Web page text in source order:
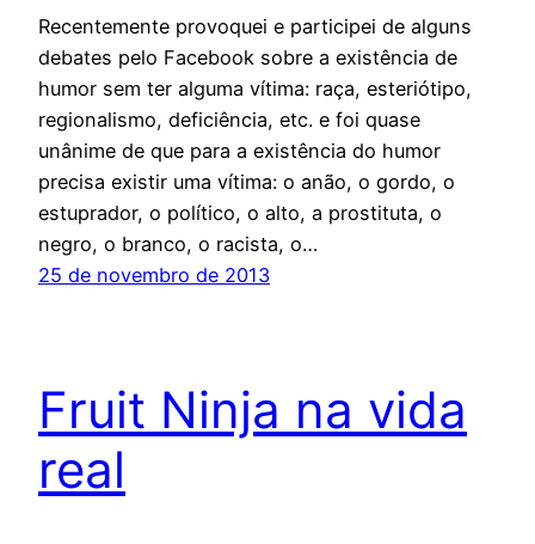
Recentemente provoquei e participei de alguns
debates pelo Facebook sobre a existência de
humor sem ter alguma vítima: raça, esteriótipo,
regionalismo, deficiência, etc. e foi quase
unânime de que para a existência do humor
precisa existir uma vítima: o anão, o gordo, o
estuprador, o político, o alto, a prostituta, o
negro, o branco, o racista, o…
25 de novembro de 2013
Fruit Ninja na vida
real